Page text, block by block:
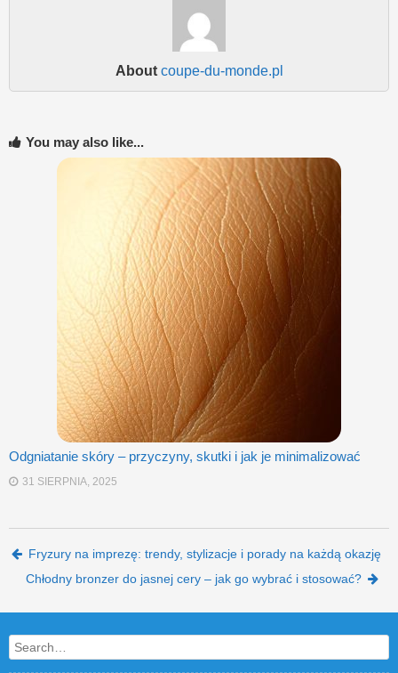
About coupe-du-monde.pl
You may also like...
Odgniatanie skóry – przyczyny, skutki i jak je minimalizować
31 SIERPNIA, 2025
Post navigation
Fryzury na imprezę: trendy, stylizacje i porady na każdą okazję
Chłodny bronzer do jasnej cery – jak go wybrać i stosować?
Search